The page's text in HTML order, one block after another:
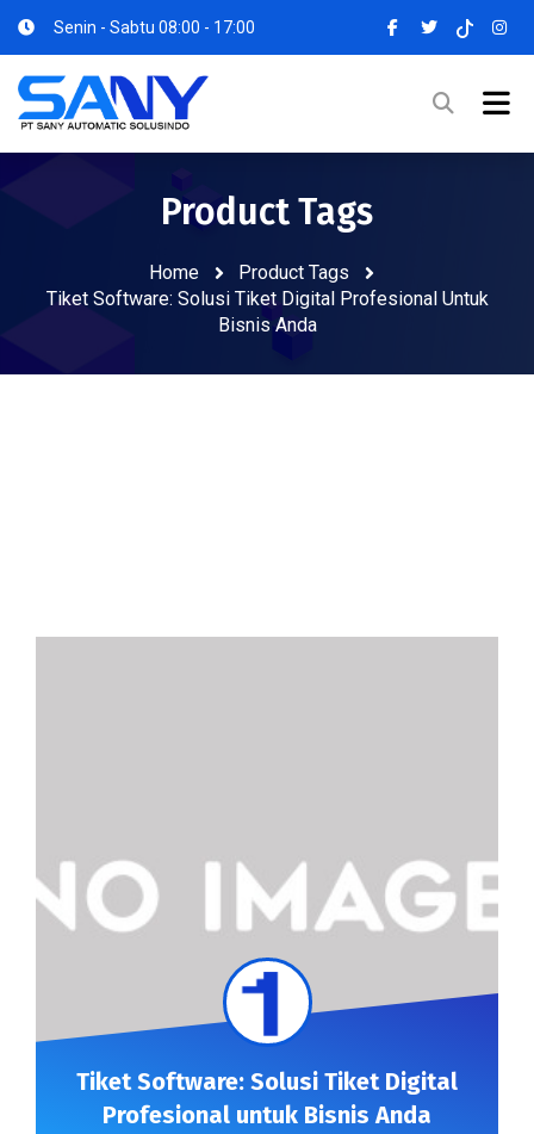
Senin - Sabtu 08:00 - 17:00
Product Tags
Home
Product Tags
Tiket Software: Solusi Tiket Digital Profesional Untuk
Bisnis Anda
Tiket Software: Solusi Tiket Digital
Profesional untuk Bisnis Anda